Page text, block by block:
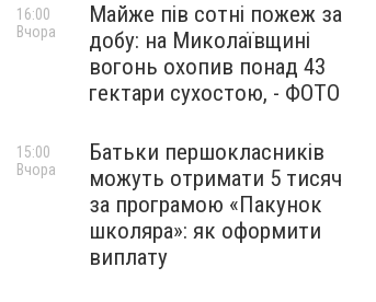
Майже пів сотні пожеж за
добу: на Миколаївщині
вогонь охопив понад 43
гектари сухостою, - ФОТО
16:00
Вчора
Батьки першокласників
можуть отримати 5 тисяч
за програмою «Пакунок
школяра»: як оформити
виплату
15:00
Вчора